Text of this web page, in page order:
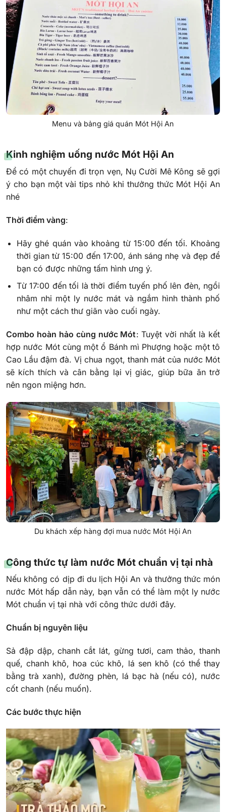
Menu và bảng giá quán Mót Hội An
Kinh nghiệm uống nước Mót Hội An
Để có một chuyến đi trọn vẹn, Nụ Cười Mê Kông sẽ gợi
ý cho bạn một vài tips nhỏ khi thưởng thức Mót Hội An
nhé
Thời điểm vàng:
Hãy ghé quán vào khoảng từ 15:00 đến tối. Khoảng
thời gian từ 15:00 đến 17:00, ánh sáng nhẹ và đẹp để
bạn có được những tấm hình ưng ý.
Từ 17:00 đến tối là thời điểm tuyến phố lên đèn, ngồi
nhâm nhi một ly nước mát và ngắm hình thành phố
như một cách thư giãn vào cuối ngày.
Combo hoàn hảo cùng nước Mót: Tuyệt vời nhất là kết
hợp nước Mót cùng một ổ Bánh mì Phượng hoặc một tô
Cao Lầu đậm đà. Vị chua ngọt, thanh mát của nước Mót
sẽ kích thích và cân bằng lại vị giác, giúp bữa ăn trở
nên ngon miệng hơn.
Du khách xếp hàng đợi mua nước Mót Hội An
Công thức tự làm nước Mót chuẩn vị tại nhà
Nếu không có dịp đi du lịch Hội An và thưởng thức món
nước Mót hấp dẫn này, bạn vẫn có thể làm một ly nước
Mót chuẩn vị tại nhà với công thức dưới đây.
Chuẩn bị nguyên liệu
Sả đập dập, chanh cắt lát, gừng tươi, cam thảo, thanh
quế, chanh khô, hoa cúc khô, lá sen khô (có thể thay
bằng trà xanh), đường phèn, lá bạc hà (nếu có), nước
cốt chanh (nếu muốn).
Các bước thực hiện